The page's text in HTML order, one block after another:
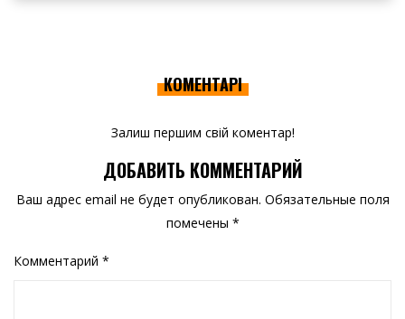
КОМЕНТАРІ
Залиш першим свій коментар!
ДОБАВИТЬ КОММЕНТАРИЙ
Ваш адрес email не будет опубликован. Обязательные поля
помечены *
Комментарий *